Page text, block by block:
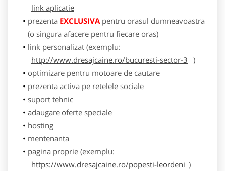
link aplicatie
prezenta EXCLUSIVApentru orasul dumneavoastra
(o singura afacere pentru fiecare oras)
link personalizat (exemplu:
http://www.dresajcaine.ro/bucuresti-sector-3 )
optimizare pentru motoare de cautare
prezenta activa pe retelele sociale
suport tehnic
adaugare oferte speciale
hosting
mentenanta
pagina proprie (exemplu:
https://www.dresajcaine.ro/popesti-leordeni )